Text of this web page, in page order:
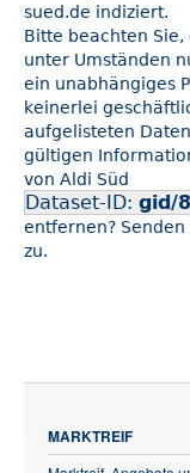
sued.de indiziert.
Bitte beachten
unter Umständen
ein unabhängiges
keinerlei
aufgelisteten
gültigen
von Aldi Süd
Dataset-ID: gid/
entfernen?
zu.
MARKTREIF